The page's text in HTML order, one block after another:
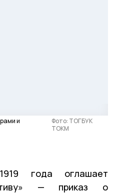
и
Фото: ТОГБУК
ТОКМ
года оглашает
— приказ о